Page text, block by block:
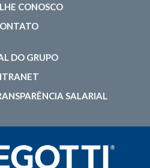
CONOSCO
DO GRUPO
SALARIAL